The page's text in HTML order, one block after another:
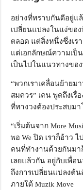
อย่างที่ทราบกันดีอยู่แ
เปลี่ยนแปลงในแง่ขอ
ตลอด แต่สิ่งหนึ่งซึ่งเร
แต่เอกลักษณ์ความเป็
เป็นไปในแนวทางของ
“พวกเราเคลื่อนย้าย
สมควร” เคน พูดถึงเรื่
ที่ทางวงต้องประสบม
“เริ่มต้นจาก More
พอ We ปิด เราก็อ้าว
คนที่ทำงานด้วยกันมา
เลยแล้วกัน อยู่กับเพื่อ
ถึงการเปลี่ยนแปลงต้น
ภายใต้ Muzik Move